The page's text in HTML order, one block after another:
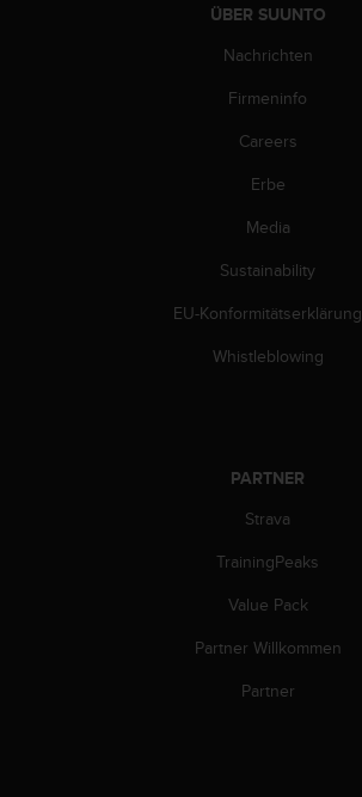
ÜBER SUUNTO
Nachrichten
Firmeninfo
Careers
Erbe
Media
Sustainability
EU-Konformitätserklärung
Whistleblowing
PARTNER
Strava
TrainingPeaks
Value Pack
Partner Willkommen
Partner